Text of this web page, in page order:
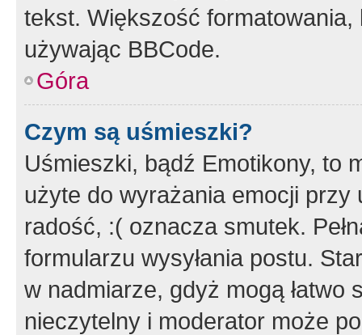
tekst. Większość
używając BBCode.
Góra
Czym są uśmieszki?
Uśmieszki, bądź Emotikony, to
użyte do wyrażania emocji
radość, :( oznacza smutek.
formularzu wysyłania postu.
w nadmiarze, gdyż mogą
nieczytelny i moderator może